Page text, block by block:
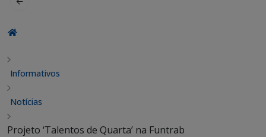
Informativos
Notícias
Projeto ‘Talentos de Quarta’ na Funtrab